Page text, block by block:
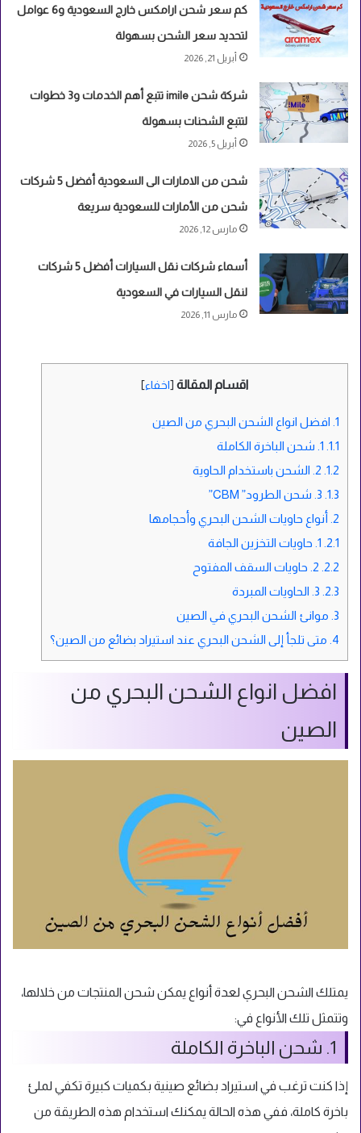
كم سعر شحن ارامكس خارج السعودية و6 عوامل
لتحديد سعر الشحن بسهولة
أبريل 21, 2026
شركة شحن imile تتبع أهم الخدمات و3 خطوات
لتتبع الشحنات بسهولة
أبريل 5, 2026
شحن من الامارات الى السعودية أفضل 5 شركات
شحن من الأمارات للسعودية سريعة
مارس 12, 2026
أسماء شركات نقل السيارات أفضل 5 شركات
لنقل السيارات في السعودية
مارس 11, 2026
اقسام المقالة [اخفاء]
1. افضل انواع الشحن البحري من الصين
1.1.
1.2.
1.3.
2. أنواع حاويات الشحن البحري وأحجامها
2.1.
2.2.
2.3.
3. موانئ الشحن البحري في الصين
4. متى تلجأ إلى الشحن البحري عند استيراد بضائع من الصين؟
افضل انواع الشحن البحري من
الصين
يمتلك الشحن البحري لعدة أنواع يمكن شحن المنتجات من خلالها،
وتتمثل تلك الأنواع في:
1. شحن الباخرة الكاملة
إذا كنت ترغب في استيراد بضائع صينية بكميات كبيرة تكفي لملئ
باخرة كاملة، ففي هذه الحالة يمكنك استخدام هذه الطريقة من